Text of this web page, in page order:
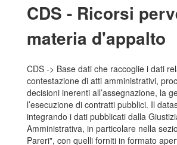
CDS - Ricorsi
materia d'appalto
CDS -> Base dati che raccoglie i dati
contestazione di atti amministrativi,
decisioni inerenti all’assegnazione, la
l’esecuzione di contratti pubblici. Il
integrando i dati pubblicati dalla
Amministrativa, in particolare nella
Pareri", con quelli forniti in formato